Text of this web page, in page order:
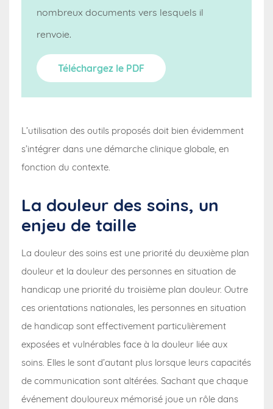
nombreux documents vers lesquels il
renvoie.
Téléchargez le PDF
L’utilisation des outils proposés doit bien évidemment
s’intégrer dans une démarche clinique globale, en
fonction du contexte.
La douleur des soins, un
enjeu de taille
La douleur des soins est une priorité du deuxième plan
douleur et la douleur des personnes en situation de
handicap une priorité du troisième plan douleur. Outre
ces orientations nationales, les personnes en situation
de handicap sont effectivement particulièrement
exposées et vulnérables face à la douleur liée aux
soins. Elles le sont d’autant plus lorsque leurs capacités
de communication sont altérées. Sachant que chaque
événement douloureux mémorisé joue un rôle dans